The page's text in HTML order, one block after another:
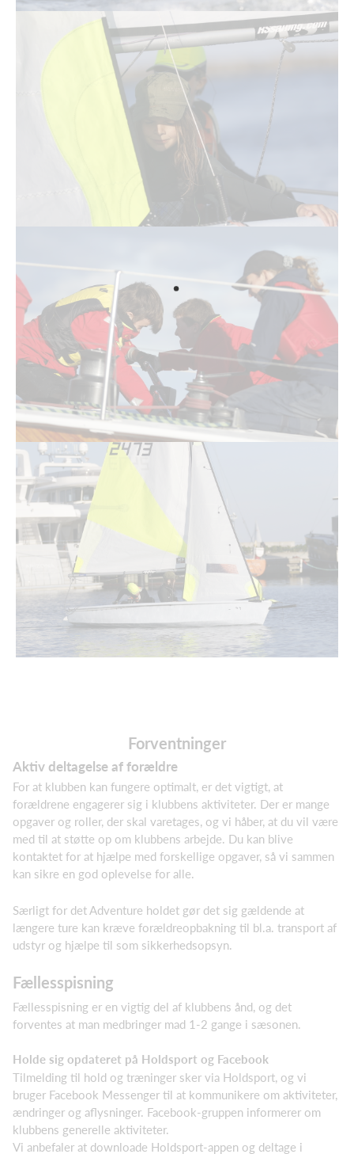
Forventninger
Aktiv deltagelse af forældre
For at klubben kan fungere optimalt, er det vigtigt, at
forældrene engagerer sig i klubbens aktiviteter. Der er mange
opgaver og roller, der skal varetages, og vi håber, at du vil være
med til at støtte op om klubbens arbejde. Du kan blive
kontaktet for at hjælpe med forskellige opgaver, så vi sammen
kan sikre en god oplevelse for alle.
Særligt for det Adventure holdet gør det sig gældende at
længere ture kan kræve forældreopbakning til bl.a. transport af
udstyr og hjælpe til som sikkerhedsopsyn.
Fællesspisning
Fællesspisning er en vigtig del af klubbens ånd, og det
forventes at man medbringer mad 1-2 gange i sæsonen.
Holde sig opdateret på Holdsport og Facebook
Tilmelding til hold og træninger sker via Holdsport, og vi
bruger Facebook Messenger til at kommunikere om aktiviteter,
ændringer og aflysninger. Facebook-gruppen informerer om
klubbens generelle aktiviteter.
Vi anbefaler at downloade Holdsport-appen og deltage i